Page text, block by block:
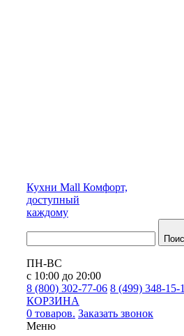
Кухни Mall Комфорт,
доступный
каждому
ПН-ВС
с 10:00 до 20:00
8 (800) 302-77-06 8 (499) 348-15-
КОРЗИНА
0 товаров. Заказать звонок
Меню